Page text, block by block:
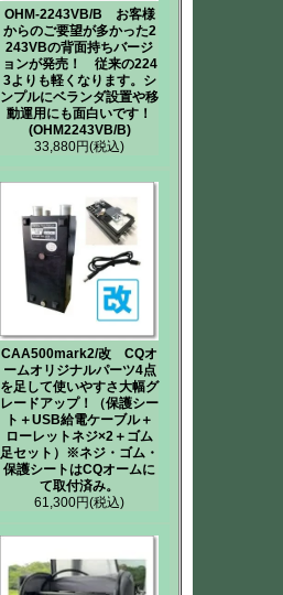
OHM-2243VB/B お客様
からのご要望が多かった2
243VBの背面持ちバージ
ョンが発売！ 従来の224
3よりも軽くなります。シ
ンプルにベランダ設置や移
動運用にも面白いです！
(OHM2243VB/B)
33,880円(税込)
CAA500mark2/改 CQオ
ームオリジナルパーツ4点
を足して使いやすさ大幅グ
レードアップ！（保護シー
ト＋USB給電ケーブル＋
ローレットネジ×2＋ゴム
足セット）※ネジ・ゴム・
保護シートはCQオームに
て取付済み。
61,300円(税込)